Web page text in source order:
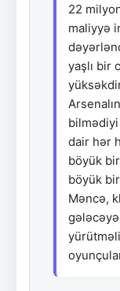
22
maliyyə
yaşlı bir
dair hər
böyük
böyük
Məncə,